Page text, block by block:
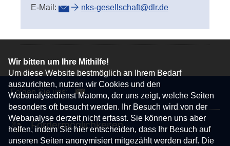
Wir bitten um Ihre Mithilfe!
Um diese Website bestmöglich an Ihrem Bedarf
auszurichten, nutzen wir Cookies und den
Webanalysedienst Matomo, der uns zeigt, welche Seiten
besonders oft besucht werden. Ihr Besuch wird von der
Webanalyse derzeit nicht erfasst. Sie können uns aber
helfen, indem Sie hier entscheiden, dass Ihr Besuch auf
unseren Seiten anonymisiert mitgezählt werden darf. Die
E-Mail:
nks-gesellschaft@dlr.de
Folgen Sie uns:
Fördermöglichkeiten